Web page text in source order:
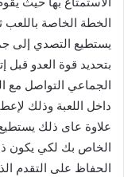
الخطة الخاصة باللعب
يستطيع التصدي إلى
بتحديد قوة العدو
الجماعي التواصل مع
داخل اللعبة وذلك
علاوة عاى ذلك
الخاص بك لكي يكون
الحفاظ على التقدم